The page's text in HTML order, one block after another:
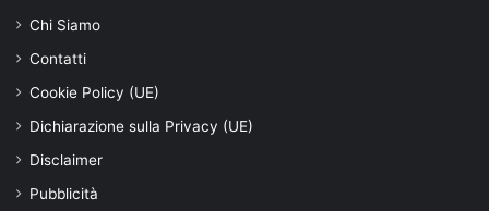
Chi Siamo
Contatti
Cookie Policy (UE)
Dichiarazione sulla Privacy (UE)
Disclaimer
Pubblicità